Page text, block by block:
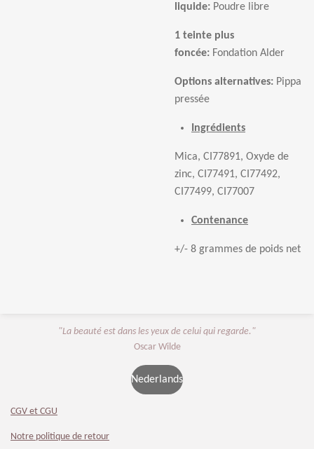
liquide: Poudre libre
1 teinte plus
foncée: Fondation Alder
Options alternatives: Pippa
pressée
Ingrédients
Mica, CI77891, Oxyde de
zinc, CI77491, CI77492,
CI77499, CI77007
Contenance
+/- 8 grammes de poids net
"La beauté est dans les yeux de celui qui regarde."
Oscar Wilde
Nederlands
CGV et CGU
Notre politique de retour